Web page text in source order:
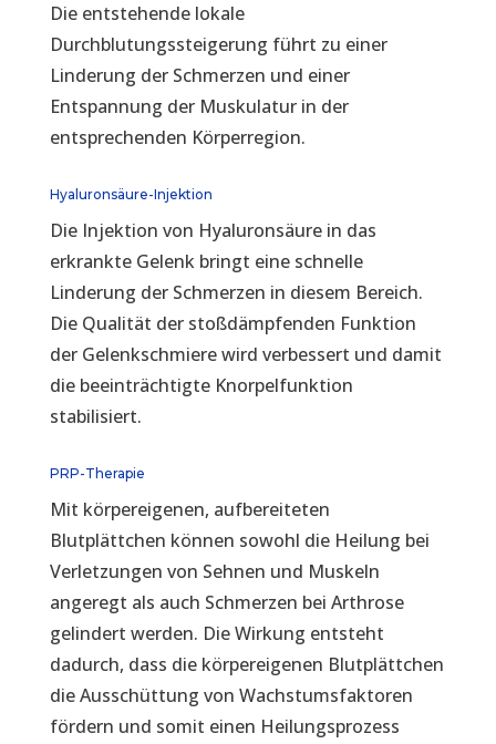
Die entstehende lokale
Durchblutungssteigerung führt zu einer
Linderung der Schmerzen und einer
Entspannung der Muskulatur in der
entsprechenden Körperregion.
Hyaluronsäure-Injektion
Die Injektion von Hyaluronsäure in das
erkrankte Gelenk bringt eine schnelle
Linderung der Schmerzen in diesem Bereich.
Die Qualität der stoßdämpfenden Funktion
der Gelenkschmiere wird verbessert und damit
die beeinträchtigte Knorpelfunktion
stabilisiert.
PRP-Therapie
Mit körpereigenen, aufbereiteten
Blutplättchen können sowohl die Heilung bei
Verletzungen von Sehnen und Muskeln
angeregt als auch Schmerzen bei Arthrose
gelindert werden. Die Wirkung entsteht
dadurch, dass die körpereigenen Blutplättchen
die Ausschüttung von Wachstumsfaktoren
fördern und somit einen Heilungsprozess